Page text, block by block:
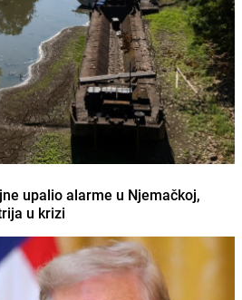
upalio alarme u Njemačkoj,
u krizi